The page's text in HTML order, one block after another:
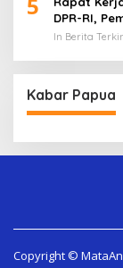
DPR-RI,
In Berita
Kabar Papua
Copyright ©